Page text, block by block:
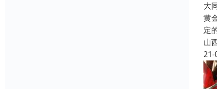
大
黄
定
山
21-